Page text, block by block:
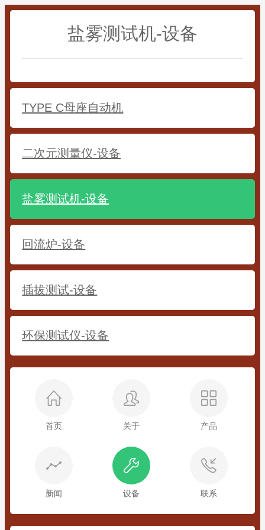
盐雾测试机-设备
TYPE C母座自动机
二次元测量仪-设备
盐雾测试机-设备
回流炉-设备
插拔测试-设备
环保测试仪-设备
首页 关于 产品
新闻 设备 联系